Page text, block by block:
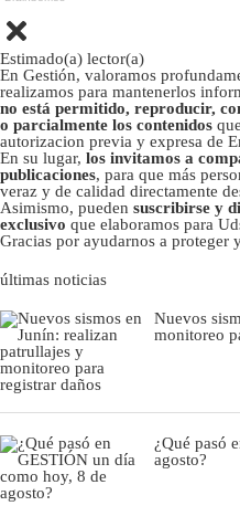
Estimado(a) lector(a)
En Gestión, valoramos
realizamos para mantenerlos
no está permitido, reproducir,
o parcialmente los contenidos
autorizacion previa y expresa de
En su lugar, los invitamos a
publicaciones, para que más
veraz y de calidad directamente
Asimismo, pueden suscribirse y
exclusivo que elaboramos para
Gracias por ayudarnos a proteger
últimas noticias
Nuevos
monitoreo
¿Qué pasó
agosto?